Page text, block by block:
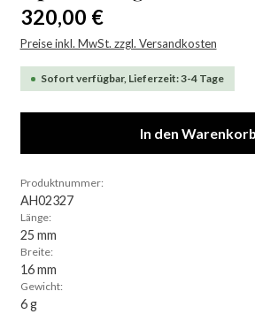
Regulärer Preis:
320,00 €
Preise inkl. MwSt. zzgl. Versandkosten
Sofort verfügbar, Lieferzeit: 3-4 Tage
In den Warenkorb
Produktnummer:
AH02327
Länge:
25 mm
Breite:
16 mm
Gewicht:
6 g